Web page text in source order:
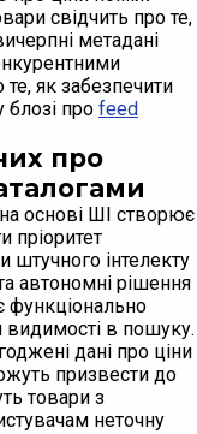
свідчить про те,
метадані
як забезпечити
блозі про feed
про
основі ШІ створює
пріоритет
штучного інтелекту
автономні рішення
функціонально
в пошуку.
дані про ціни
призвести до
товари з
неточну